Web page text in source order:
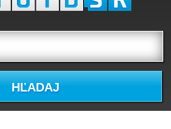
HĽADAJ